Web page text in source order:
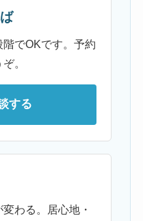
階でOKです。予約
。
する
わる。居心地・